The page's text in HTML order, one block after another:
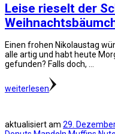
Leise rieselt der
Einen frohen Nikolaustag
alle artig und habt heute
gefunden? Falls doch, …
weiterlesen
aktualisiert am 29.